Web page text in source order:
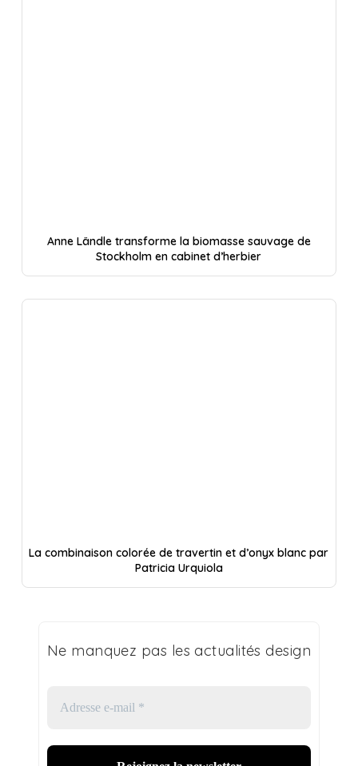
Anne Ländle transforme la biomasse sauvage de
Stockholm en cabinet d’herbier
La combinaison colorée de travertin et d’onyx blanc par
Patricia Urquiola
Ne manquez pas les actualités design